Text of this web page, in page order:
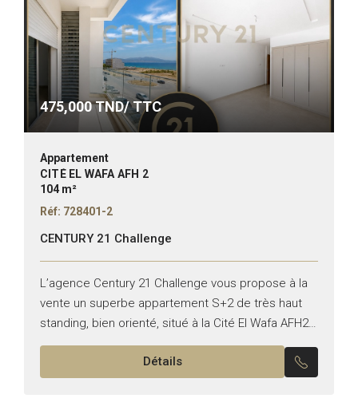
475,000TND/ TTC
Appartement
CITÉ EL WAFA AFH 2
104 m²
Réf: 728401-2
CENTURY 21 Challenge
L’agence Century 21 Challenge vous propose à la
vente un superbe appartement S+2 de très haut
standing, bien orienté, situé à la Cité El Wafa AFH2
Nabeul. Ce bien se compose de...
Détails